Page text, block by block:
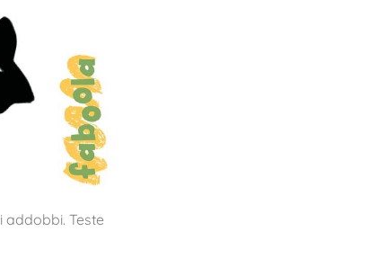
addobbi. Teste